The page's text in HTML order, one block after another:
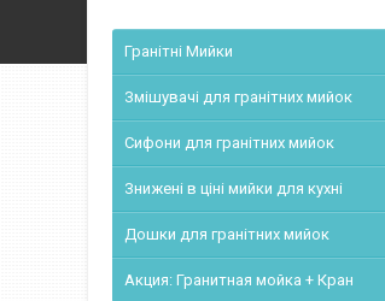
Гранітні Мийки
Змішувачі для гранітних мийок
Сифони для гранітних мийок
Знижені в ціні мийки для кухні
Дошки для гранітних мийок
Акция: Гранитная мойка + Кран